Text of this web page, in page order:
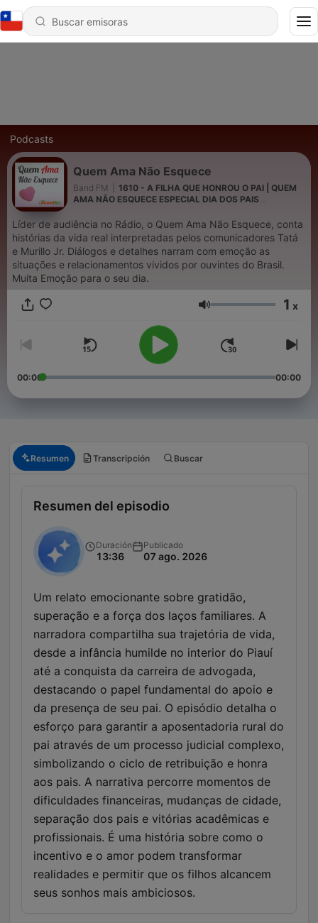
Podcasts
Quem Ama Não Esquece
Band FM
1610 - A FILHA QUE HONROU O PAI | QUEM
AMA NÃO ESQUECE ESPECIAL DIA DOS PAIS
Líder de audiência no Rádio, o Quem Ama Não Esquece, conta
histórias da vida real interpretadas pelos comunicadores Tatá
e Murillo Jr. Diálogos e detalhes narram com emoção as
situações e relacionamentos vividos por ouvintes do Brasil.
Muita Emoção para o seu dia.
Volumen 1 x
00:00 00:00
Resumen Transcripción Buscar
Resumen del episodio
Duración
13:36
Publicado
07 ago. 2026
Um relato emocionante sobre gratidão,
superação e a força dos laços familiares. A
narradora compartilha sua trajetória de vida,
desde a infância humilde no interior do Piauí
até a conquista da carreira de advogada,
destacando o papel fundamental do apoio e
da presença de seu pai. O episódio detalha o
esforço para garantir a aposentadoria rural do
pai através de um processo judicial complexo,
simbolizando o ciclo de retribuição e honra
aos pais. A narrativa percorre momentos de
dificuldades financeiras, mudanças de cidade,
separação dos pais e vitórias acadêmicas e
profissionais. É uma história sobre como o
incentivo e o amor podem transformar
realidades e permitir que os filhos alcancem
seus sonhos mais ambiciosos.